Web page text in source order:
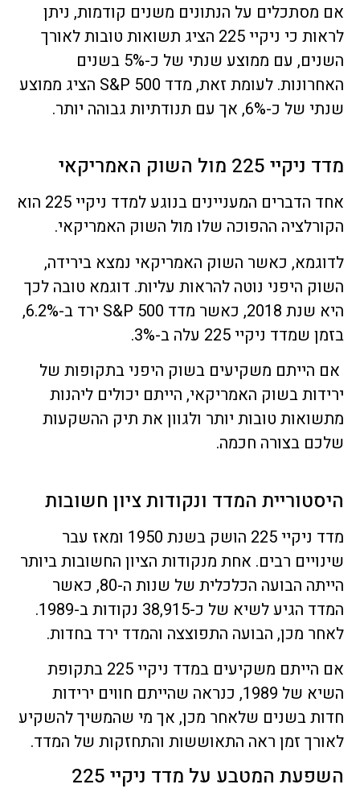
אם מסתכלים על הנתונים משנים קודמות, ניתן
לראות כי ניקיי 225 הציג תשואות טובות לאורך
השנים, עם ממוצע שנתי של כ-5% בשנים
האחרונות. לעומת זאת, מדד S&P 500 הציג ממוצע
שנתי של כ-6%, אך עם תנודתיות גבוהה יותר.
מדד ניקיי 225 מול השוק האמריקאי
אחד הדברים המעניינים בנוגע למדד ניקיי 225 הוא
הקורלציה ההפוכה שלו מול השוק האמריקאי.
לדוגמא, כאשר השוק האמריקאי נמצא בירידה,
השוק היפני נוטה להראות עליות. דוגמא טובה לכך
היא שנת 2018, כאשר מדד S&P 500 ירד ב-6.2%,
בזמן שמדד ניקיי 225 עלה ב-3%.
אם הייתם משקיעים בשוק היפני בתקופות של
ירידות בשוק האמריקאי, הייתם יכולים ליהנות
מתשואות טובות יותר ולגוון את תיק ההשקעות
שלכם בצורה חכמה.
היסטוריית המדד ונקודות ציון חשובות
מדד ניקיי 225 הושק בשנת 1950 ומאז עבר
שינויים רבים. אחת מנקודות הציון החשובות ביותר
הייתה הבועה הכלכלית של שנות ה-80, כאשר
המדד הגיע לשיא של כ-38,915 נקודות ב-1989.
לאחר מכן, הבועה התפוצצה והמדד ירד בחדות.
אם הייתם משקיעים במדד ניקיי 225 בתקופת
השיא של 1989, כנראה שהייתם חווים ירידות
חדות בשנים שלאחר מכן, אך מי שהמשיך להשקיע
לאורך זמן ראה התאוששות והתחזקות של המדד.
השפעת המטבע על מדד ניקיי 225